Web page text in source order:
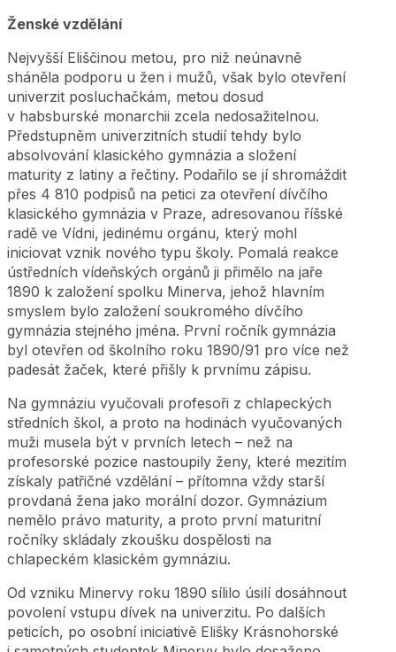
Ženské vzdělání
Nejvyšší Eliščinou metou, pro niž neúnavně
sháněla podporu u žen i mužů, však bylo otevření
univerzit posluchačkám, metou dosud
v habsburské monarchii zcela nedosažitelnou.
Předstupněm univerzitních studií tehdy bylo
absolvování klasického gymnázia a složení
maturity z latiny a řečtiny. Podařilo se jí shromáždit
přes 4 810 podpisů na petici za otevření dívčího
klasického gymnázia v Praze, adresovanou říšské
radě ve Vídni, jedinému orgánu, který mohl
iniciovat vznik nového typu školy. Pomalá reakce
ústředních vídeňských orgánů ji přimělo na jaře
1890 k založení spolku Minerva, jehož hlavním
smyslem bylo založení soukromého dívčího
gymnázia stejného jména. První ročník gymnázia
byl otevřen od školního roku 1890/91 pro více než
padesát žaček, které přišly k prvnímu zápisu.
Na gymnáziu vyučovali profesoři z chlapeckých
středních škol, a proto na hodinách vyučovaných
muži musela být v prvních letech – než na
profesorské pozice nastoupily ženy, které mezitím
získaly patřičné vzdělání – přítomna vždy starší
provdaná žena jako morální dozor. Gymnázium
nemělo právo maturity, a proto první maturitní
ročníky skládaly zkoušku dospělosti na
chlapeckém klasickém gymnáziu.
Od vzniku Minervy roku 1890 sílilo úsilí dosáhnout
povolení vstupu dívek na univerzitu. Po dalších
peticích, po osobní iniciativě Elišky Krásnohorské